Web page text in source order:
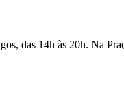
das 14h às 20h. Na